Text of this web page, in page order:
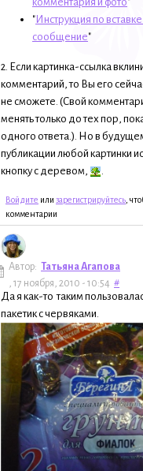
" Инструкция по
сообщение"
2. Если картинка-ссылка
комментарий, то Вы его
не сможете. (Свой
менять только до тех пор,
одного ответа.). Но в
публикации любой картинки
кнопку с деревом,
.
Войдите или зарегистрируйтесь ,
комментарии
Автор: Татьяна Агапова
, 17 ноября, 2010 - 10:54 #
Да я как-то таким
пакетик с червяками.